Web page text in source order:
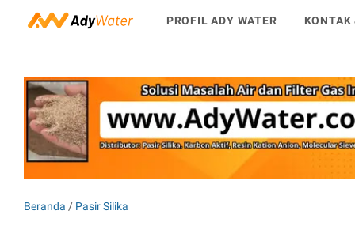
PROFIL ADY WATER
Beranda / Pasir Silika